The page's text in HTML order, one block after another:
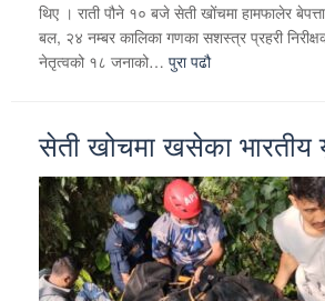
थिए । राती पौने १० बजे सेती खोंचमा हामफालेर
बल, २४ नम्बर कालिका गणका सशस्त्र प्रहरी
नेतृत्वको १८ जनाको… पुरा पढौ
सेती खोचमा खसेका